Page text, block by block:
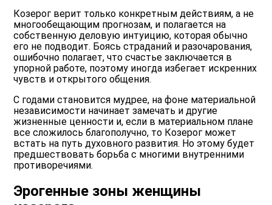
Козерог верит только конкретным действиям, а не
многообещающим прогнозам, и полагается на
собственную деловую интуицию, которая обычно
его не подводит. Боясь страданий и разочарования,
ошибочно полагает, что счастье заключается в
упорной работе, поэтому иногда избегает искренних
чувств и открытого общения.
С годами становится мудрее, на фоне материальной
независимости начинает замечать и другие
жизненные ценности и, если в материальном плане
все сложилось благополучно, то Козерог может
встать на путь духовного развития. Но этому будет
предшествовать борьба с многими внутренними
противоречиями.
Эрогенные зоны женщины